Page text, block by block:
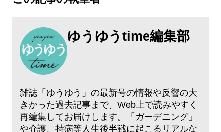
ゆうゆうtime編集部
雑誌「ゆうゆう」の最新号の情報や反響の大
きかった過去記事まで、Web上で読みやすく
再編集してお届けします。「ガーデニング」
や介護、持病等人生後半戦に起こるリアルな